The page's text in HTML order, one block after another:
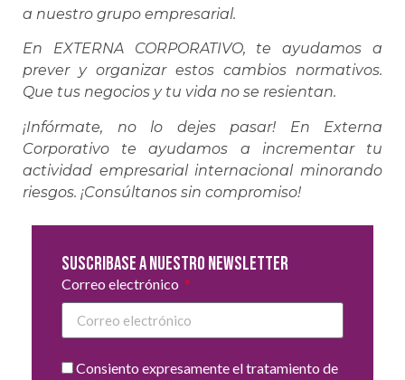
a nuestro grupo empresarial.
En EXTERNA CORPORATIVO, te ayudamos a
prever y organizar estos cambios normativos.
Que tus negocios y tu vida no se resientan.
¡Infórmate, no lo dejes pasar! En Externa
Corporativo te ayudamos a incrementar tu
actividad empresarial internacional minorando
riesgos. ¡Consúltanos sin compromiso!
Suscribase a nuestro newsletter
Correo electrónico
Consiento expresamente el tratamiento de